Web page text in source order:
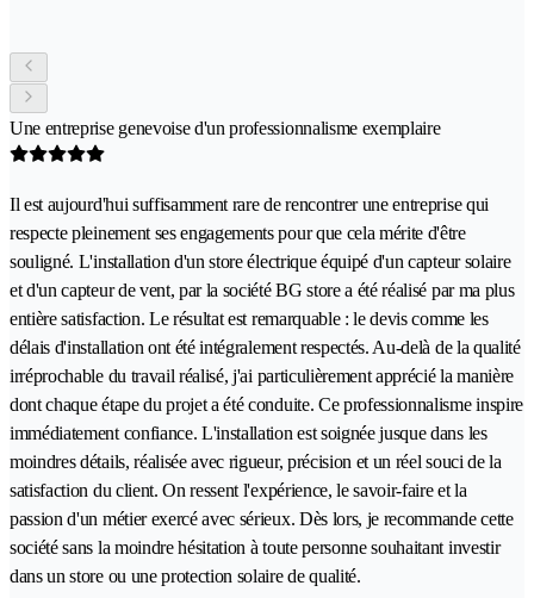
Une entreprise genevoise d'un professionnalisme exemplaire
Il est aujourd'hui suffisamment rare de rencontrer une entreprise qui
respecte pleinement ses engagements pour que cela mérite d'être
souligné. L'installation d'un store électrique équipé d'un capteur solaire
et d'un capteur de vent, par la société BG store a été réalisé par ma plus
entière satisfaction. Le résultat est remarquable : le devis comme les
délais d'installation ont été intégralement respectés. Au-delà de la qualité
irréprochable du travail réalisé, j'ai particulièrement apprécié la manière
dont chaque étape du projet a été conduite. Ce professionnalisme inspire
immédiatement confiance. L'installation est soignée jusque dans les
moindres détails, réalisée avec rigueur, précision et un réel souci de la
satisfaction du client. On ressent l'expérience, le savoir-faire et la
passion d'un métier exercé avec sérieux. Dès lors, je recommande cette
société sans la moindre hésitation à toute personne souhaitant investir
dans un store ou une protection solaire de qualité.